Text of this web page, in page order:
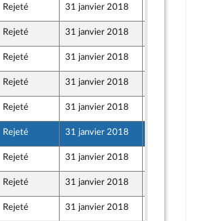
Rejeté 31 janvier 2018
Rejeté 31 janvier 2018
Rejeté 31 janvier 2018
Rejeté 31 janvier 2018
Rejeté 31 janvier 2018
Rejeté 31 janvier 2018
Rejeté 31 janvier 2018
Rejeté 31 janvier 2018
Rejeté 31 janvier 2018